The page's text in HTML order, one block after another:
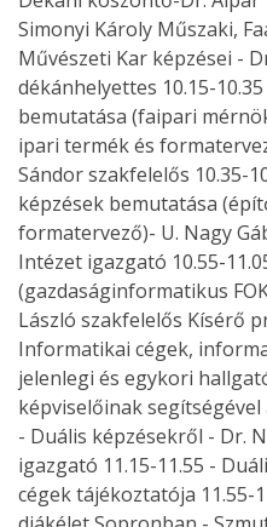
Simonyi Károly Műszaki,
Művészeti Kar képzései -
dékánhelyettes 10.15-
bemutatása (faipari
ipari termék és
Sándor szakfelelős 10.35-
képzések bemutatása
formatervező)- U. Nagy
Intézet igazgató 10.55-
(gazdaságinformatikus
László szakfelelős Kísérő
Informatikai cégek,
jelenlegi és egykori
képviselőinak segítségével
- Duális képzésekről - Dr.
igazgató 11.15-11.55 -
cégek tájékoztatója 11.55-